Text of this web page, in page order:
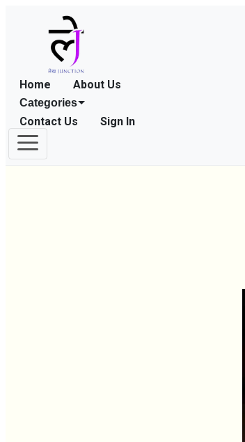
Home About Us
Categories
Contact Us Sign In